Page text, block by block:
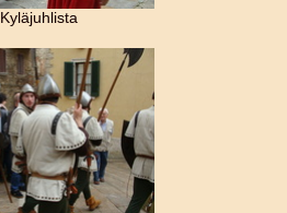
Kyläjuhlista